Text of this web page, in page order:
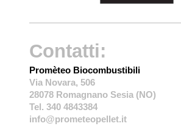
Contatti:
Promèteo Biocombustibili
Via Novara, 506
28078 Romagnano Sesia (NO)
Tel. 340 4843384
info@prometeopellet.it